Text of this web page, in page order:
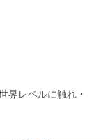
ていた
くださ
い。
界レベルに触れ・